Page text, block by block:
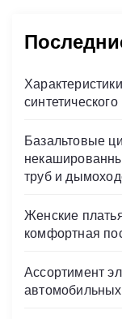
Базальтовые
труб и
Женские
комфортная
Ассортимент